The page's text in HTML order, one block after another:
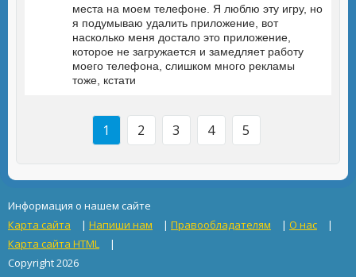
места на моем телефоне. Я люблю эту игру, но
я подумываю удалить приложение, вот
насколько меня достало это приложение,
которое не загружается и замедляет работу
моего телефона, слишком много рекламы
тоже, кстати
1 2 3 4 5
Информация о нашем сайте
Карта сайта
| Напиши нам | Правообладателям | О нас
|
Карта сайта HTML
|
Copyright 2026